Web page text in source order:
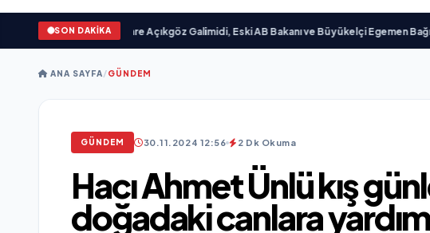
SON DAKİKA
“ yayımlandı• Ali Emre Açıkgöz Galimidi, Eski AB Bakanı ve Büyükelçi Egemen Bağış ile
ANA SAYFA/GÜNDEM
GÜNDEM 30.11.2024 12:56 2 Dk Okuma
Hacı Ahmet Ünlü kış
doğadaki canlara